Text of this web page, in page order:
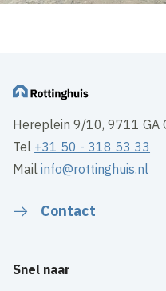
Hereplein 9/10, 9711 GA
Tel +31 50 - 318 53 33
Mailinfo@rottinghuis.nl
Contact
Snel naar